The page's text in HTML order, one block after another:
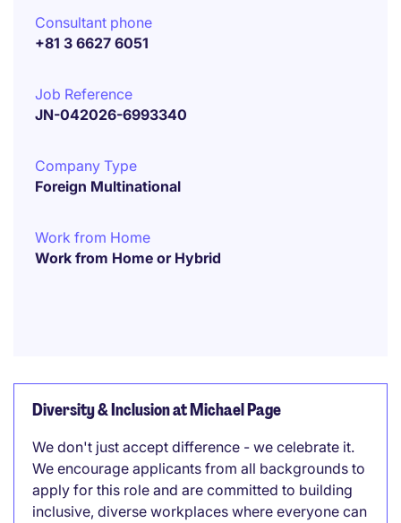
Consultant phone
+81 3 6627 6051
Job Reference
JN-042026-6993340
Company Type
Foreign Multinational
Work from Home
Work from Home or Hybrid
Diversity & Inclusion at Michael Page
We don't just accept difference - we celebrate it.
We encourage applicants from all backgrounds to
apply for this role and are committed to building
inclusive, diverse workplaces where everyone can